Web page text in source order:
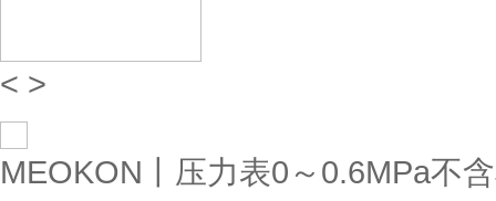
< >
MEOKON丨压力表0～0.6MPa不